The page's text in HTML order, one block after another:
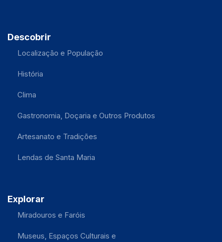
Descobrir
Localização e População
História
Clima
Gastronomia, Doçaria e Outros Produtos
Artesanato e Tradições
Lendas de Santa Maria
Explorar
Miradouros e Faróis
Museus, Espaços Culturais e